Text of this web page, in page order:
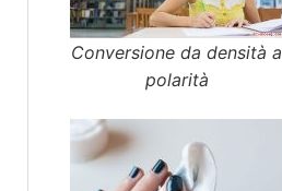
Conversione da densità a
polarità